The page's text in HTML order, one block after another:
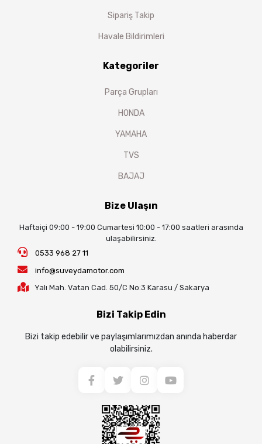
Sipariş Takip
Havale Bildirimleri
Kategoriler
Parça Grupları
HONDA
YAMAHA
TVS
BAJAJ
Bize Ulaşın
Haftaiçi 09:00 - 19:00 Cumartesi 10:00 - 17:00 saatleri arasında
ulaşabilirsiniz.
0533 968 27 11
info@suveydamotor.com
Yalı Mah. Vatan Cad. 50/C No:3 Karasu / Sakarya
Bizi Takip Edin
Bizi takip edebilir ve paylaşımlarımızdan anında haberdar
olabilirsiniz.